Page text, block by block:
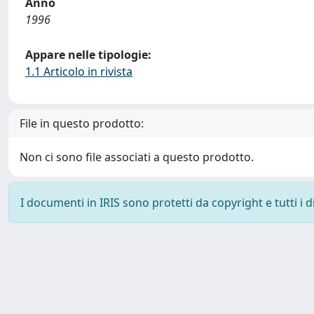
1996
Appare nelle tipologie:
1.1 Articolo in rivista
File in questo prodotto:
Non ci sono file associati a questo prodotto.
I documenti in IRIS sono protetti da copyright e tutti i